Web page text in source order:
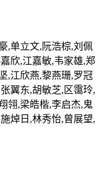
,单立文,阮浩棕,刘佩
欣,江嘉敏,韦家雄,郑
,江欣燕,黎燕珊,罗冠
翼东,胡敏芝,区霭玲,
翎,梁皓楷,李启杰,鬼
焯日,林秀怡,曾展望,